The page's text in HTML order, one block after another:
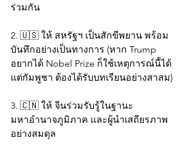
ร่วมกัน
2. 🇺🇸 ให้ สหรัฐฯ เป็นสักขีพยาน พร้อม
บันทึกอย่างเป็นทางการ (หาก Trump
อยากได้ Nobel Prize ก็ใช้เหตุการณ์นี้ได้
แต่กัมพูชา ต้องได้รับบทเรียนอย่างสาสม)
3. 🇨🇳 ให้ จีนร่วมรับรู้ในฐานะ
มหาอำนาจภูมิภาค และผู้นำเสถียรภาพ
อย่างสมดุล